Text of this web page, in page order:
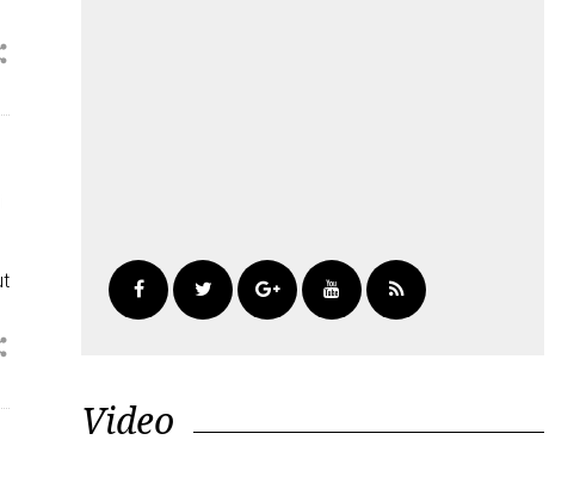
Video